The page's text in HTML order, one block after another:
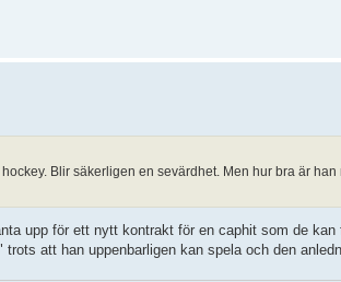
Blir säkerligen en sevärdhet. Men hur bra är
upp för ett nytt kontrakt för en caphit som de kan
att han uppenbarligen kan spela och den